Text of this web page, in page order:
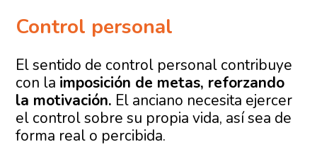
Control personal
El sentido de control personal contribuye
con la imposición de metas, reforzando
la motivación. El anciano necesita ejercer
el control sobre su propia vida, así sea de
forma real o percibida.